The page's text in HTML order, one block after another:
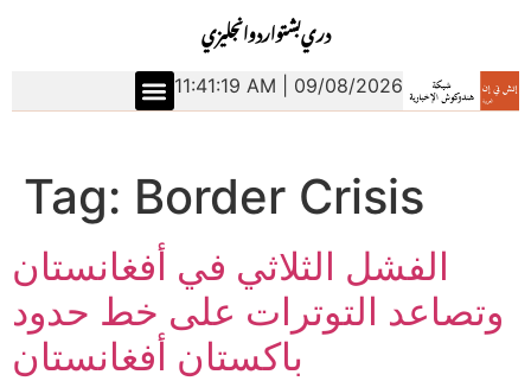
انجليزياردوبشتودري
11:41:19 AM | 09/08/2026
Tag: Border Crisis
الفشل الثلاثي في أفغانستان
وتصاعد التوترات على خط حدود
باكستان أفغانستان